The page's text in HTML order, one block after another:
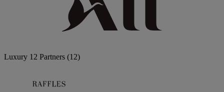
Luxury 12 Partners (12)